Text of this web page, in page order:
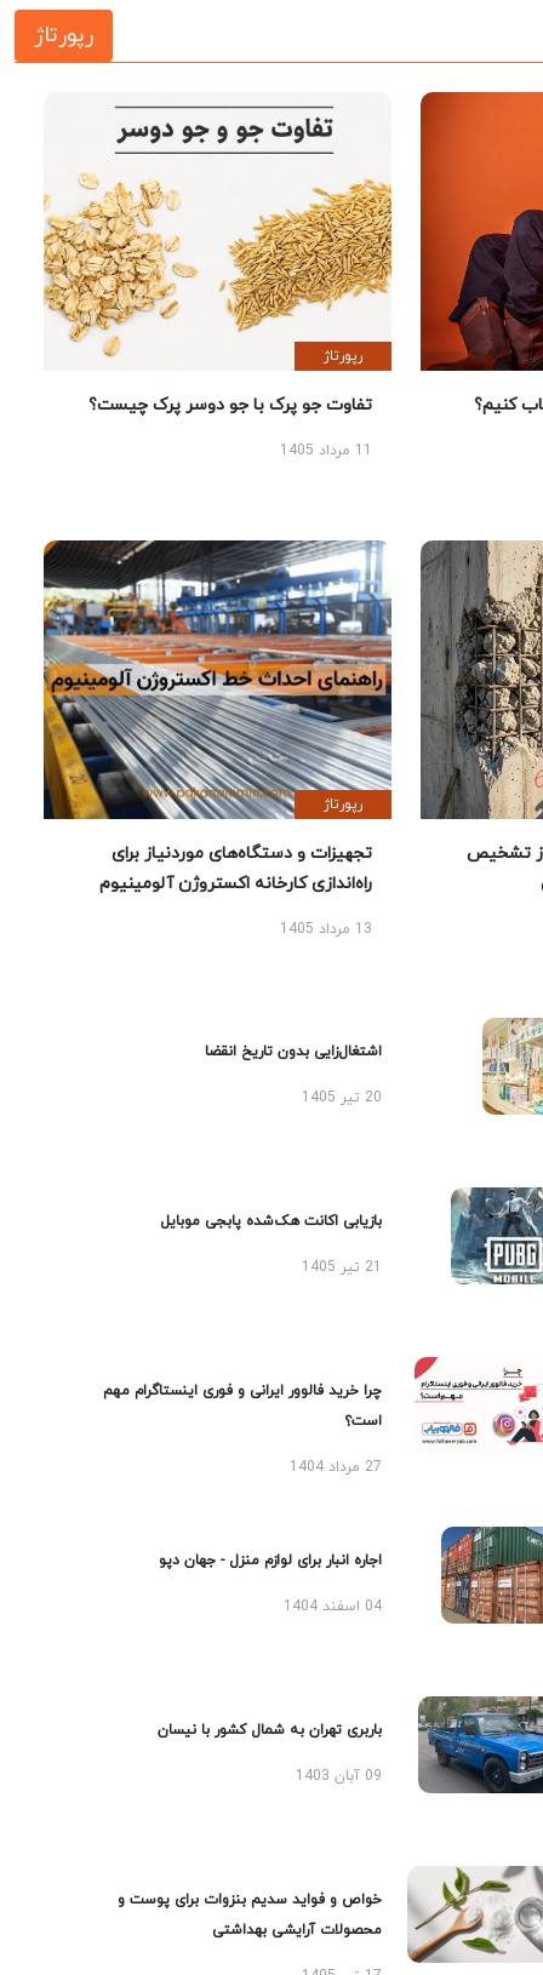
رپورتاژ
کنیم؟
رپورتاژ
تفاوت جو پرک با جو دوسر پرک چیست؟
تشخیص
رپورتاژ
تجهیزات و دستگاه‌های موردنیاز برای
راه‌اندازی کارخانه اکستروژن آلومینیوم
13 مرداد 1405
اشتغال‌زایی بدون تاریخ انقضا
20 تیر 1405
بازیابی اکانت هک‌شده پابجی موبایل
چرا خرید فالوور ایرانی و فوری اینستاگرام مهم
است؟
27 مرداد 1404
اجاره انبار برای لوازم منزل - جهان دپو
04 اسفند 1404
باربری تهران به شمال کشور با نیسان
09 آبان 1403
خواص و فواید سدیم بنزوات برای پوست و
محصولات آرایشی بهداشتی